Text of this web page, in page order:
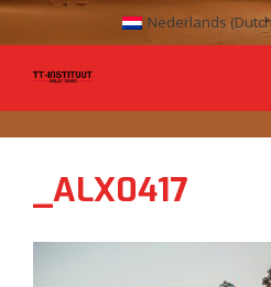
Nederlands (Dutch
_ALX0417